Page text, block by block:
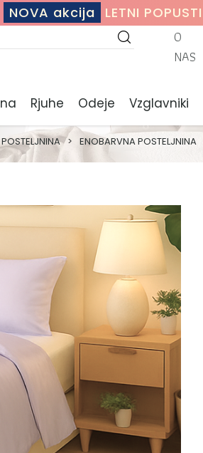
NOVA akcija LETNI POPUSTI
O
NAS
Rjuhe Odeje Vzglavniki
POSTELJNINA > ENOBARVNA POSTELJNINA